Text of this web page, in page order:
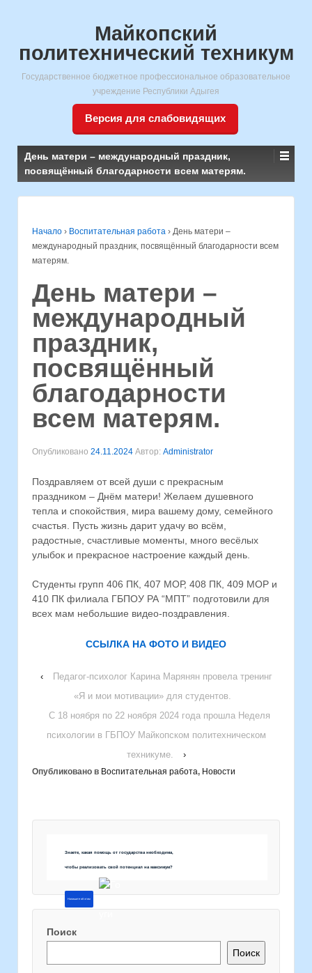
Майкопский
политехнический техникум
Государственное бюджетное профессиональное образовательное
учреждение Республики Адыгея
Версия для слабовидящих
День матери – международный праздник,
посвящённый благодарности всем матерям.
Начало › Воспитательная работа › День матери –
международный праздник, посвящённый благодарности всем
матерям.
День матери –
международный
праздник,
посвящённый
благодарности
всем матерям.
Опубликовано 24.11.2024 Автор: Administrator
Поздравляем от всей души с прекрасным
праздником – Днём матери! Желаем душевного
тепла и спокойствия, мира вашему дому, семейного
счастья. Пусть жизнь дарит удачу во всём,
радостные, счастливые моменты, много весёлых
улыбок и прекрасное настроение каждый день.
Студенты групп 406 ПК, 407 МОР, 408 ПК, 409 МОР и
410 ПК филиала ГБПОУ РА “МПТ” подготовили для
всех мам небольшие видео-поздравления.
ССЫЛКА НА ФОТО И ВИДЕО
‹
Педагог-психолог Карина Марянян провела тренинг
«Я и мои мотивации» для студентов.
С 18 ноября по 22 ноября 2024 года прошла Неделя
психологии в ГБПОУ Майкопском политехническом
техникуме.
›
Опубликовано в Воспитательная работа, Новости
Знаете, какая помощь от государства необходима,
чтобы реализовать свой потенциал на максимум?
Напишите об этом
Поиск
Поиск